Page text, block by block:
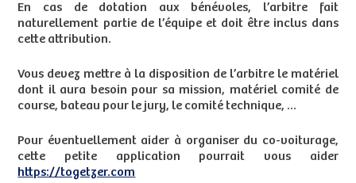
En cas de dotation aux bénévoles, l’arbitre fait
naturellement partie de l’équipe et doit être inclus dans
cette attribution.
Vous devez mettre à la disposition de l’arbitre le matériel
dont il aura besoin pour sa mission, matériel comité de
course, bateau pour le jury, le comité technique, …
Pour éventuellement aider à organiser du co-voiturage,
cette petite application pourrait vous aider
https://togetzer.com